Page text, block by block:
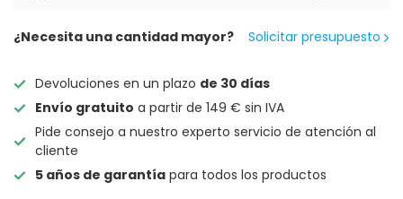
¿Necesita una cantidad mayor? Solicitar presupuesto
Devoluciones en un plazo de 30 días
Envío gratuito a partir de 149 € sin IVA
Pide consejo a nuestro experto servicio de atención al
cliente
5 años de garantía para todos los productos